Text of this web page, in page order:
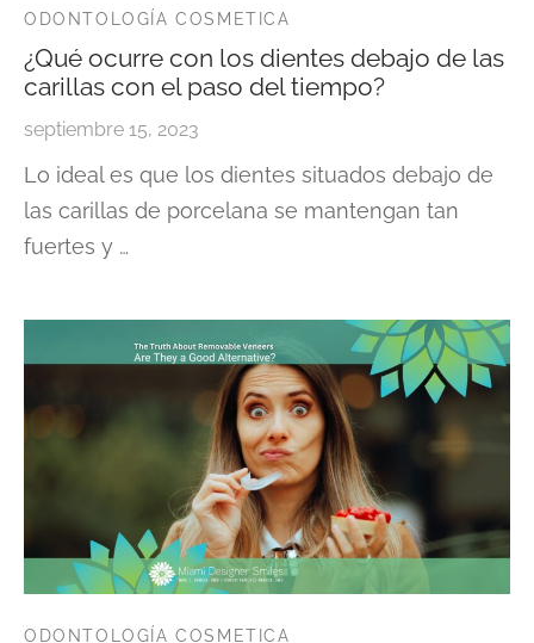
ODONTOLOGÍA COSMETICA
¿Qué ocurre con los dientes debajo de las
carillas con el paso del tiempo?
septiembre 15, 2023
Lo ideal es que los dientes situados debajo de
las carillas de porcelana se mantengan tan
fuertes y …
ODONTOLOGÍA COSMETICA